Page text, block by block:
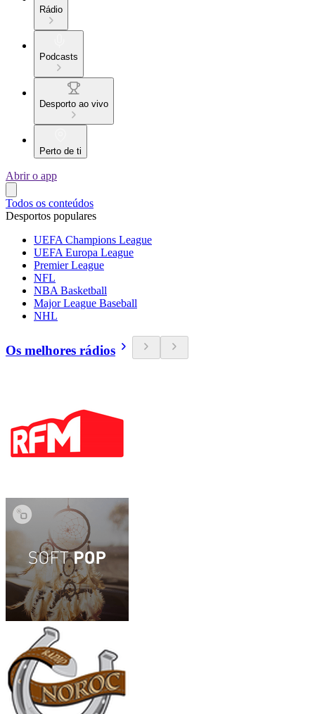
Rádio
Podcasts
Desporto ao vivo
Perto de ti
Abrir o app
Todos os conteúdos
Desportos populares
UEFA Champions League
UEFA Europa League
Premier League
NFL
NBA Basketball
Major League Baseball
NHL
Os melhores rádios